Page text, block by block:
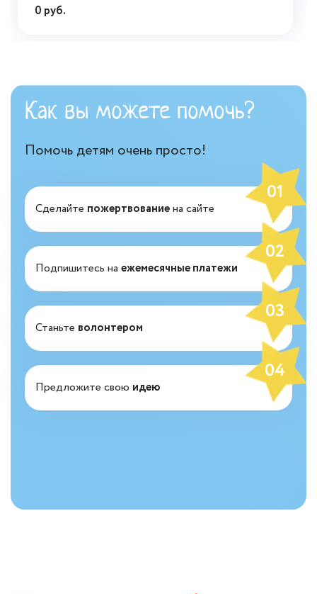
0 руб.
Как вы можете помочь?
Помочь детям очень просто!
01
Сделайте пожертвованиена сайте
02
Подпишитесь на ежемесячные платежи
03
Станьте волонтером
04
Предложите свою идею